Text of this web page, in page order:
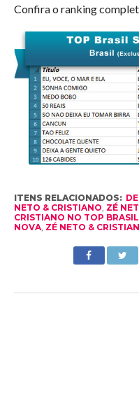
Confira o ranking
ITENS RELACIONADOS:
NETO & CRISTIANO ZÉ
CRISTIANO NO TOP
NOVA, ZÉ NETO &